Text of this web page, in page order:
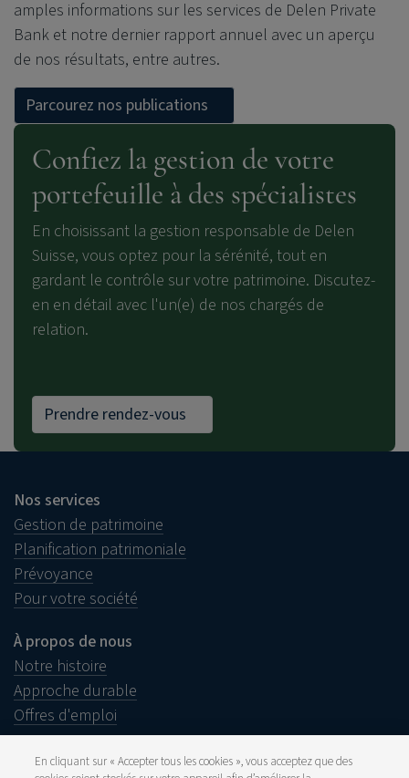
amples informations sur les services de Delen Private
Bank et notre dernier rapport annuel avec un aperçu
de nos résultats, entre autres.
Parcourez nos publications
Confiez la gestion de votre
portefeuille à des spécialistes
En choisissant la gestion responsable de Delen
Suisse, vous optez pour la sérénité, tout en
gardant le contrôle sur votre patrimoine. Discutez-
en en détail avec l'un(e) de nos chargés de
relation.
Prendre rendez-vous
Nos services
Gestion de patrimoine
Planification patrimoniale
Prévoyance
Pour votre société
À propos de nous
Notre histoire
Approche durable
Offres d'emploi
En cliquant sur « Accepter tous les cookies », vous acceptez que des